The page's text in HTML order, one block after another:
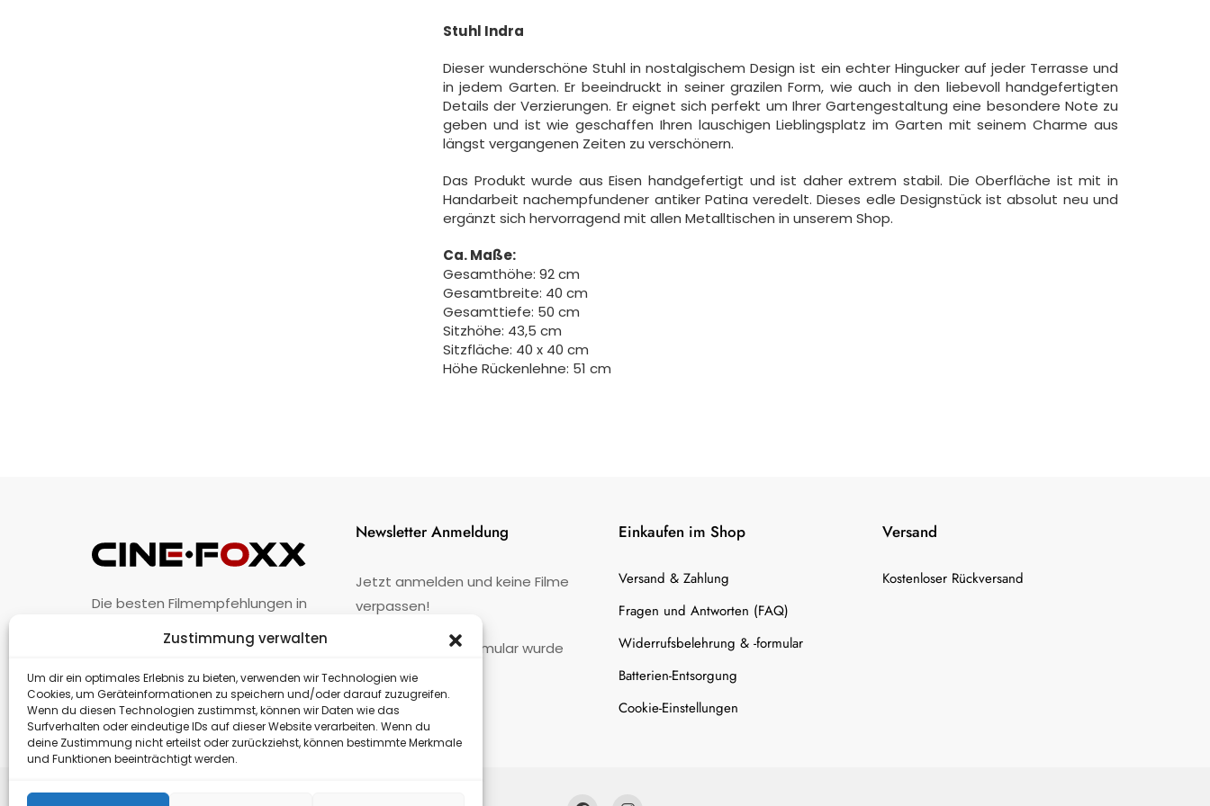
Zustimmung verwalten
Um dir ein optimales Erlebnis zu bieten, verwenden wir Technologien wie
Cookies, um Geräteinformationen zu speichern und/oder darauf zuzugreifen.
Wenn du diesen Technologien zustimmst, können wir Daten wie das
Surfverhalten oder eindeutige IDs auf dieser Website verarbeiten. Wenn du
deine Zustimmung nicht erteilst oder zurückziehst, können bestimmte Merkmale
und Funktionen beeinträchtigt werden.
Stuhl Indra
Dieser wunderschöne Stuhl in nostalgischem Design ist ein echter Hingucker auf jeder Terrasse und
in jedem Garten. Er beeindruckt in seiner grazilen Form, wie auch in den liebevoll handgefertigten
Details der Verzierungen. Er eignet sich perfekt um Ihrer Gartengestaltung eine besondere Note zu
geben und ist wie geschaffen Ihren lauschigen Lieblingsplatz im Garten mit seinem Charme aus
längst vergangenen Zeiten zu verschönern.
Das Produkt wurde aus Eisen handgefertigt und ist daher extrem stabil. Die Oberfläche ist mit in
Handarbeit nachempfundener antiker Patina veredelt. Dieses edle Designstück ist absolut neu und
ergänzt sich hervorragend mit allen Metalltischen in unserem Shop.
Ca. Maße:
Gesamthöhe: 92 cm
Gesamtbreite: 40 cm
Gesamttiefe: 50 cm
Sitzhöhe: 43,5 cm
Sitzfläche: 40 x 40 cm
Höhe Rückenlehne: 51 cm
Die besten Filmempfehlungen in
Unternehmen · Impressum · Kontakt
Newsletter Anmeldung
Jetzt anmelden und keine Filme
verpassen!
Kontaktformular wurde
nicht gefunden.
Einkaufen im Shop
Versand & Zahlung
Fragen und Antworten (FAQ)
Widerrufsbelehrung & -formular
Batterien-Entsorgung
Cookie-Einstellungen
Versand
Kostenloser Rückversand